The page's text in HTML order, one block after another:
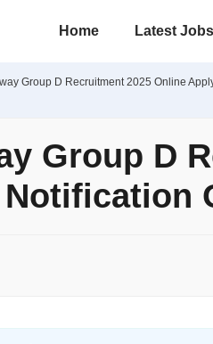
Home Latest Jobs
Group D Recruitment 2025 Online
Group D